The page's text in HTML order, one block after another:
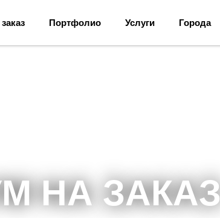
Портфолио Услуги Города
НА ЗАКАЗ